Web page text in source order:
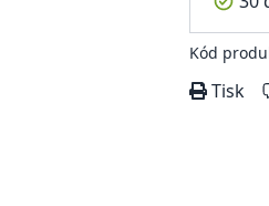
Kód
Tisk